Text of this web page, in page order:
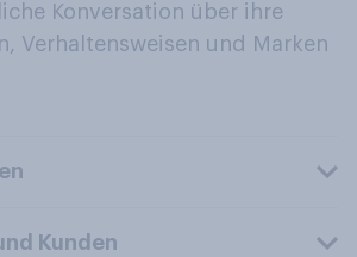
Konversation über ihre
Verhaltensweisen und Marken
Kunden